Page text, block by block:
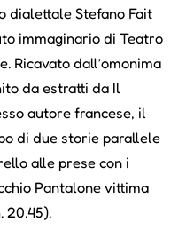
dialettale Stefano Fait
immaginario di Teatro
Ricavato dall’omonima
da estratti da Il
autore francese, il
di due storie parallele
alle prese con i
Pantalone vittima
20.45).